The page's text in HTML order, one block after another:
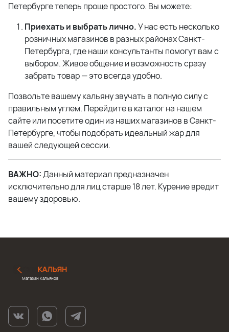
Петербурге теперь проще простого. Вы можете:
Приехать и выбрать лично.У нас есть несколько
розничных магазинов в разных районах Санкт-
Петербурга, где наши консультанты помогут вам с
выбором. Живое общение и возможность сразу
забрать товар — это всегда удобно.
Позвольте вашему кальяну звучать в полную силу с
правильным углем. Перейдите в каталог на нашем
сайте или посетите один из наших магазинов в Санкт-
Петербурге, чтобы подобрать идеальный жар для
вашей следующей сессии.
ВАЖНО:Данный материал предназначен
исключительно для лиц старше 18 лет. Курение вредит
вашему здоровью.
Магазин Кальянов